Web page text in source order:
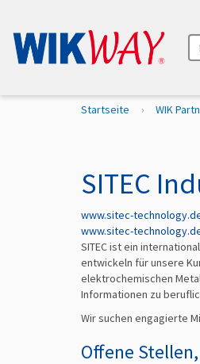
S
n
h
i
e
r
Startseite WIK
SITEC
www.sitec-
www.sitec-
SITEC ist ein
entwickeln für unsere
elektrochemischen
Informationen zu
Wir suchen engagierte
Offene